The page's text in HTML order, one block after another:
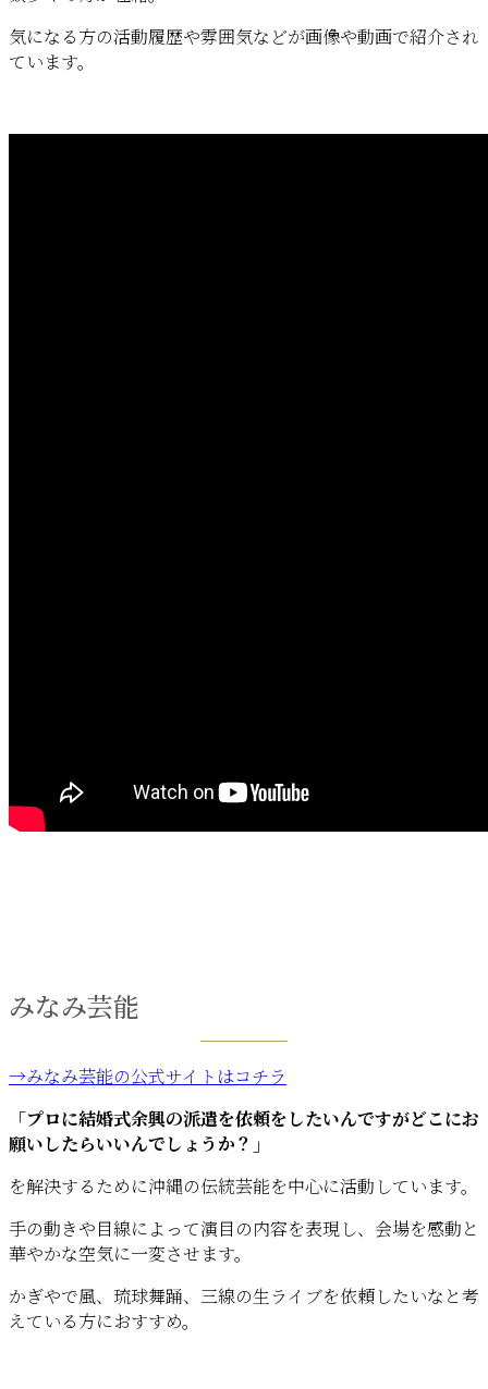
気になる方の活動履歴や雰囲気などが画像や動画で紹介され
ています。
みなみ芸能
→みなみ芸能の公式サイトはコチラ
「プロに結婚式余興の派遣を依頼をしたいんですがどこにお
願いしたらいいんでしょうか？」
を解決するために沖縄の伝統芸能を中心に活動しています。
手の動きや目線によって演目の内容を表現し、会場を感動と
華やかな空気に一変させます。
かぎやで風、琉球舞踊、三線の生ライブを依頼したいなと考
えている方におすすめ。